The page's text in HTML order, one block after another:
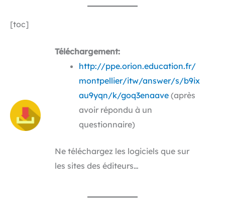
[toc]
Téléchargement:
http://ppe.orion.education.fr/
montpellier/itw/answer/s/b9ix
au9yqn/k/goq3enaave(après
avoir répondu à un
questionnaire)
Ne téléchargez les logiciels que sur
les sites des éditeurs…